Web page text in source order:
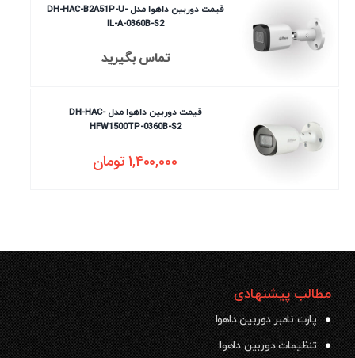
قیمت دوربین داهوا مدل DH-HAC-B2A51P-U-
IL-A-0360B-S2
تماس بگیرید
قیمت دوربین داهوا مدل DH-HAC-
HFW1500TP-0360B-S2
1,400,000تومان
مطالب پیشنهادی
پارت نامبر دوربین داهوا
تنظیمات دوربین داهوا